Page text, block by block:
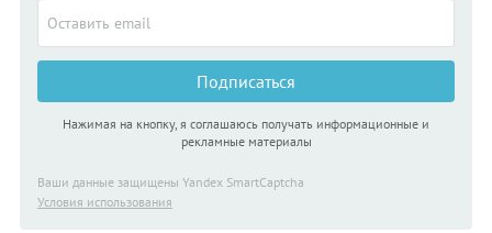
Подписаться
Нажимая на кнопку, я соглашаюсь получать информационные и
рекламные материалы
Ваши данные защищены Yandex SmartCaptcha
Условия использования